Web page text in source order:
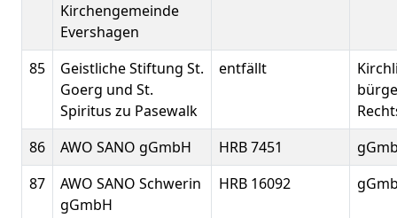
Kirchengemeinde
Evershagen
85
Geistliche Stiftung St.
Goerg und St.
Spiritus zu Pasewalk
entfällt
86
AWO SANO gGmbH HRB 7451
87
AWO SANO Schwerin
gGmbH
HRB 16092